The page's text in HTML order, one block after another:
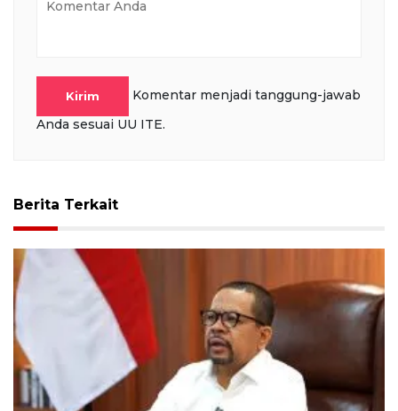
Kirim
Komentar menjadi tanggung-jawab
Anda sesuai UU ITE.
Berita Terkait